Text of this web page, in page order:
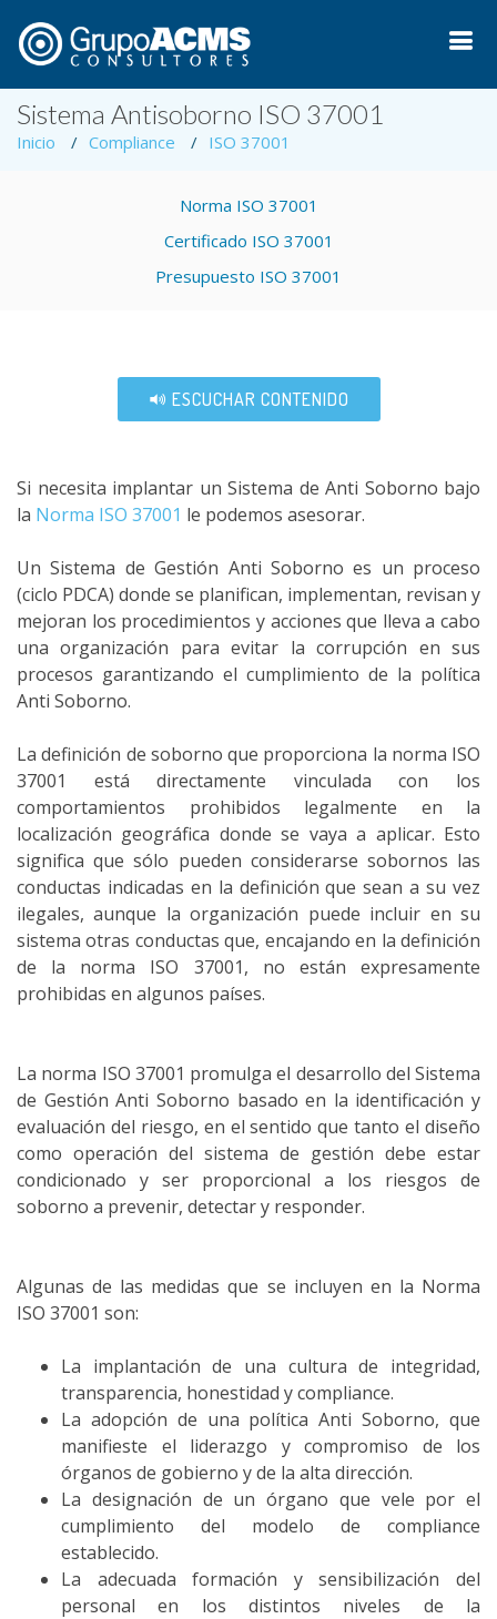
Sistema Antisoborno ISO 37001
Inicio Compliance ISO 37001
Norma ISO 37001
Certificado ISO 37001
Presupuesto ISO 37001
ESCUCHAR CONTENIDO
Si necesita implantar un Sistema de Anti Soborno bajo
la Norma ISO 37001 le podemos asesorar.
Un Sistema de Gestión Anti Soborno es un proceso
(ciclo PDCA) donde se planifican, implementan, revisan y
mejoran los procedimientos y acciones que lleva a cabo
una organización para evitar la corrupción en sus
procesos garantizando el cumplimiento de la política
Anti Soborno.
La definición de soborno que proporciona la norma ISO
37001 está directamente vinculada con los
comportamientos prohibidos legalmente en la
localización geográfica donde se vaya a aplicar. Esto
significa que sólo pueden considerarse sobornos las
conductas indicadas en la definición que sean a su vez
ilegales, aunque la organización puede incluir en su
sistema otras conductas que, encajando en la definición
de la norma ISO 37001, no están expresamente
prohibidas en algunos países.
La norma ISO 37001 promulga el desarrollo del Sistema
de Gestión Anti Soborno basado en la identificación y
evaluación del riesgo, en el sentido que tanto el diseño
como operación del sistema de gestión debe estar
condicionado y ser proporcional a los riesgos de
soborno a prevenir, detectar y responder.
Algunas de las medidas que se incluyen en la Norma
ISO 37001 son:
La implantación de una cultura de integridad,
transparencia, honestidad y compliance.
La adopción de una política Anti Soborno, que
manifieste el liderazgo y compromiso de los
órganos de gobierno y de la alta dirección.
La designación de un órgano que vele por el
cumplimiento del modelo de compliance
establecido.
La adecuada formación y sensibilización del
personal en los distintos niveles de la